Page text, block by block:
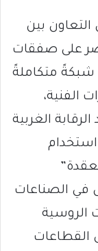
التعاون بين
على صفقات
شبكةً متكاملةً
الفنية،
الغربية
استخدام
الصناعات
الروسية
القطاعات